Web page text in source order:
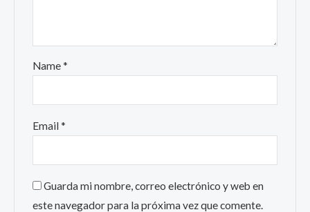
Name *
Email *
Guarda mi nombre, correo electrónico y web en
este navegador para la próxima vez que comente.